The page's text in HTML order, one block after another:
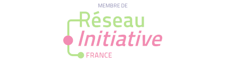
MEMBRE DE